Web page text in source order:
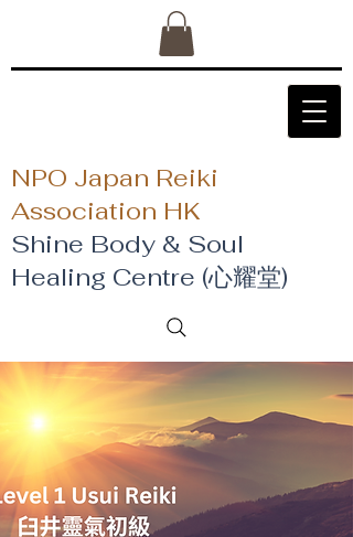
NPO Japan Reiki
Association HK
Shine Body & Soul
Healing Centre (心耀堂)